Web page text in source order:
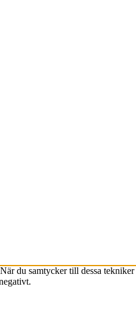
du samtycker till dessa